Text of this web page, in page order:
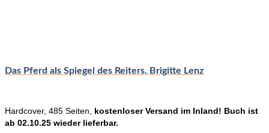
Das Pferd als Spiegel des Reiters, Brigitte Lenz
Hardcover, 485 Seiten, kostenloser Versand im Inland! Buch ist
ab 02.10.25 wieder lieferbar.